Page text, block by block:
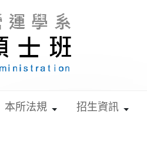
本所法規 招生資訊